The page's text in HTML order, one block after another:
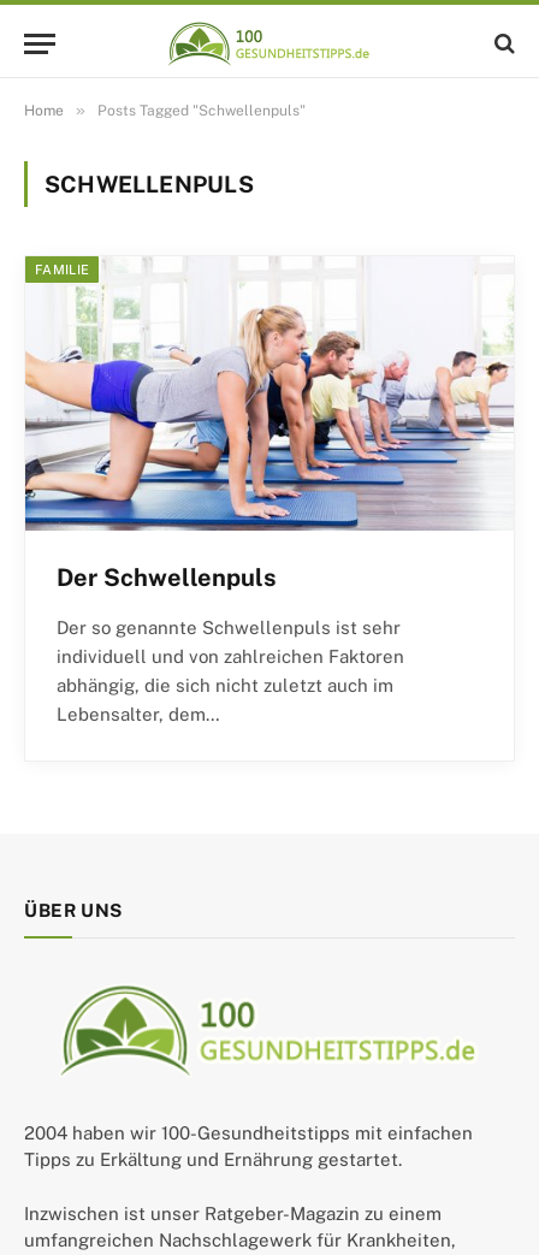
Home » Posts Tagged "Schwellenpuls"
SCHWELLENPULS
FAMILIE
Der Schwellenpuls
Der so genannte Schwellenpuls ist sehr
individuell und von zahlreichen Faktoren
abhängig, die sich nicht zuletzt auch im
Lebensalter, dem…
ÜBER UNS
2004 haben wir 100-Gesundheitstipps mit einfachen
Tipps zu Erkältung und Ernährung gestartet.
Inzwischen ist unser Ratgeber-Magazin zu einem
umfangreichen Nachschlagewerk für Krankheiten,